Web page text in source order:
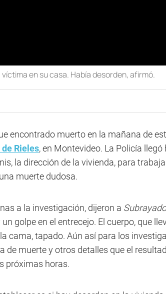
en su casa. Había desorden, afirmó.
encontrado muerto en la mañana de
Rieles, en Montevideo. La Policía
la dirección de la vivienda, para
muerte dudosa.
a la investigación, dijeron a
golpe en el entrecejo. El cuerpo, que
cama, tapado. Aún así para los
de muerte y otros detalles que el
próximas horas.